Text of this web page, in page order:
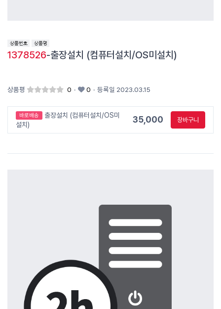
1378526-출장설치 (컴퓨터설치/OS미설치)
상품평 0 · 0 · 등록일 2023.03.15
바로배송
출장설치 (컴퓨터설치/OS미
설치)
35,000 장바구니